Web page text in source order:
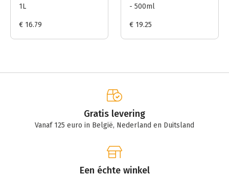
1L
€ 16.79
- 500ml
€ 19.25
Gratis levering
Vanaf 125 euro in België, Nederland en Duitsland
Een échte winkel